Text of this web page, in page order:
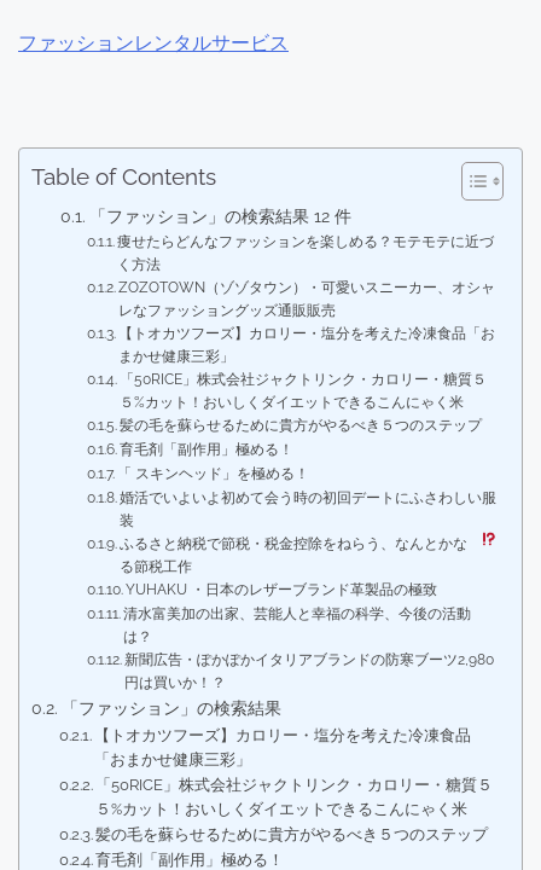
ファッションレンタルサービス
Table of Contents
「ファッション」の検索結果 12 件
痩せたらどんなファッションを楽しめる？モテモテに近づ
く方法
ZOZOTOWN（ゾゾタウン）・可愛いスニーカー、オシャ
レなファッショングッズ通販販売
【トオカツフーズ】カロリー・塩分を考えた冷凍食品「お
まかせ健康三彩」
「50RICE」株式会社ジャクトリンク・カロリー・糖質５
５%カット！おいしくダイエットできるこんにゃく米
髪の毛を蘇らせるために貴方がやるべき５つのステップ
育毛剤「副作用」極める！
「 スキンヘッド」を極める！
婚活でいよいよ初めて会う時の初回デートにふさわしい服
装
ふるさと納税で節税・税金控除をねらう、なんとかな
る節税工作
YUHAKU ・日本のレザーブランド革製品の極致
清水富美加の出家、芸能人と幸福の科学、今後の活動
は？
新聞広告・ぽかぽかイタリアブランドの防寒ブーツ2,980
円は買いか！？
「ファッション」の検索結果
【トオカツフーズ】カロリー・塩分を考えた冷凍食品
「おまかせ健康三彩」
「50RICE」株式会社ジャクトリンク・カロリー・糖質５
５%カット！おいしくダイエットできるこんにゃく米
髪の毛を蘇らせるために貴方がやるべき５つのステップ
育毛剤「副作用」極める！